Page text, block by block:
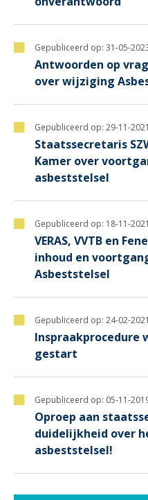
Gepubliceerd op: 31-05-
Antwoorden op
over wijziging
Gepubliceerd op: 29-11-2021
Staatssecretaris
Kamer over
asbeststelsel
Gepubliceerd op: 18-11-2021
VERAS, VVTB en
inhoud en
Asbeststelsel
Gepubliceerd op: 24-02-2021
Inspraakprocedure
gestart
Gepubliceerd op: 05-11-
Oproep aan
duidelijkheid over
asbeststelsel!